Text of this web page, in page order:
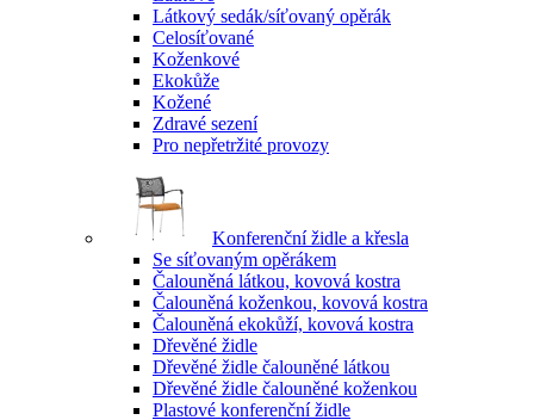
Látkový sedák/síťovaný opěrák
Celosíťované
Koženkové
Ekokůže
Kožené
Zdravé sezení
Pro nepřetržité provozy
Konferenční židle a křesla
Se síťovaným opěrákem
Čalouněná látkou, kovová kostra
Čalouněná koženkou, kovová kostra
Čalouněná ekokůží, kovová kostra
Dřevěné židle
Dřevěné židle čalouněné látkou
Dřevěné židle čalouněné koženkou
Plastové konferenční židle